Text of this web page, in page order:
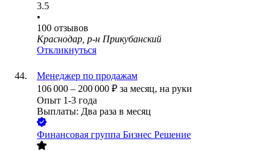
3.5
•
100 отзывов
Краснодар, р-н Прикубанский
Откликнуться
Менеджер по продажам
106 000 – 200 000 ₽ за месяц, на руки
Опыт 1-3 года
Выплаты: Два раза в месяц
Финансовая группа Бизнес Решение